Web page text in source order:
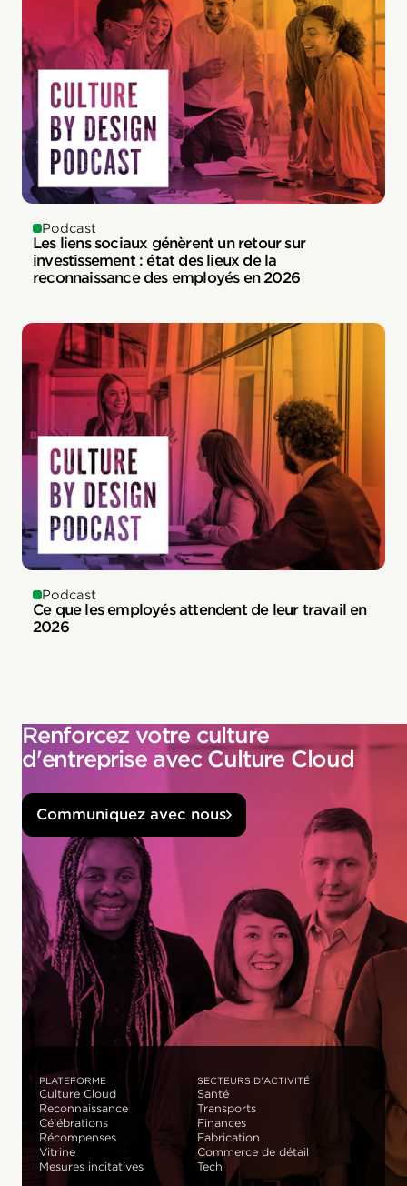
Podcast
Les liens sociaux génèrent un retour sur
investissement : état des lieux de la
reconnaissance des employés en 2026
Podcast
Ce que les employés attendent de leur travail en
2026
Renforcez votre culture
d'entreprise avec Culture Cloud
Communiquez avec nous
PLATEFORME
Culture Cloud
Reconnaissance
Célébrations
Récompenses
Vitrine
Mesures incitatives
SECTEURS D'ACTIVITÉ
Santé
Transports
Finances
Fabrication
Commerce de détail
Tech